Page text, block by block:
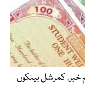
خبر، کمرشل بینکوں